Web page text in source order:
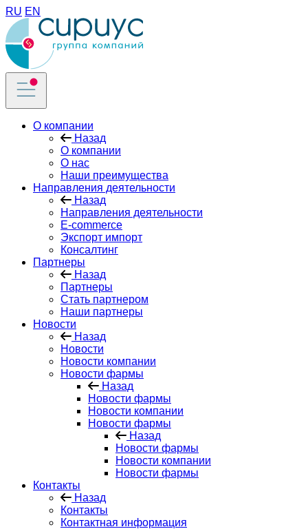
RU EN
О компании
Назад
О компании
О нас
Наши преимущества
Направления деятельности
Назад
Направления деятельности
E-commercе
Экспорт импорт
Консалтинг
Партнеры
Назад
Партнеры
Стать партнером
Наши партнеры
Новости
Назад
Новости
Новости компании
Новости фармы
Назад
Новости фармы
Новости компании
Новости фармы
Назад
Новости фармы
Новости компании
Новости фармы
Контакты
Назад
Контакты
Контактная информация